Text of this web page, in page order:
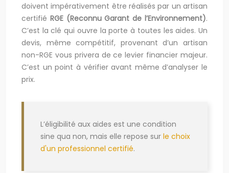
doivent impérativement être réalisés par un artisan
certifié RGE (Reconnu Garant de l’Environnement).
C’est la clé qui ouvre la porte à toutes les aides. Un
devis, même compétitif, provenant d’un artisan
non-RGE vous privera de ce levier financier majeur.
C’est un point à vérifier avant même d’analyser le
prix.
L’éligibilité aux aides est une condition
sine qua non, mais elle repose sur le choix
d'un professionnel certifié.